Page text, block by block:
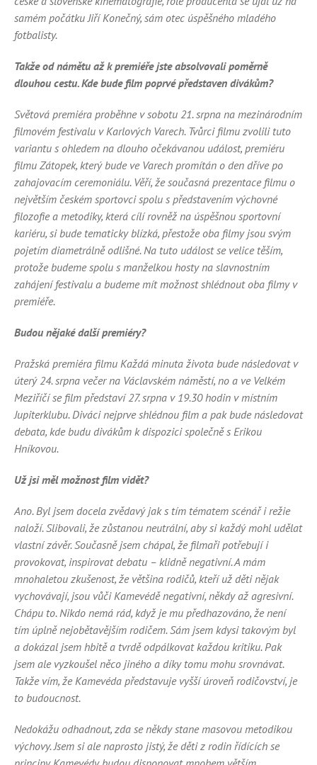
samém počátku Jiří Konečný, sám otec úspěšného mladého
fotbalisty.
Takže od námětu až k premiéře jste absolvovali poměrně
dlouhou cestu. Kde bude film poprvé představen divákům?
Světová premiéra proběhne v sobotu 21. srpna na mezinárodním
filmovém festivalu v Karlových Varech. Tvůrci filmu zvolili tuto
variantu s ohledem na dlouho očekávanou událost, premiéru
filmu Zátopek, který bude ve Varech promítán o den dříve po
zahajovacím ceremoniálu. Věří, že současná prezentace filmu o
největším českém sportovci spolu s představením výchovné
filozofie a metodiky, která cílí rovněž na úspěšnou sportovní
kariéru, si bude tematicky blízká, přestože oba filmy jsou svým
pojetím diametrálně odlišné. Na tuto událost se velice těším,
protože budeme spolu s manželkou hosty na slavnostním
zahájení festivalu a budeme mít možnost shlédnout oba filmy v
premiéře.
Budou nějaké další premiéry?
Pražská premiéra filmu Každá minuta života bude následovat v
úterý 24. srpna večer na Václavském náměstí, no a ve Velkém
Meziříčí se film představí 27. srpna v 19.30 hodin v místním
Jupiterklubu. Diváci nejprve shlédnou film a pak bude následovat
debata, kde budu divákům k dispozici společně s Erikou
Hníkovou.
Už jsi měl možnost film vidět?
Ano. Byl jsem docela zvědavý jak s tím tématem scénář i režie
naloží. Slibovali, že zůstanou neutrální, aby si každý mohl udělat
vlastní závěr. Současně jsem chápal, že filmaři potřebují i
provokovat, inspirovat debatu – klidně negativní. A mám
mnohaletou zkušenost, že většina rodičů, kteří už děti nějak
vychovávají, jsou vůči Kamevédě negativní, někdy až agresivní.
Chápu to. Nikdo nemá rád, když je mu předhazováno, že není
tím úplně nejobětavějším rodičem. Sám jsem kdysi takovým byl
a dokázal jsem hbitě a tvrdě odpálkovat každou kritiku. Pak
jsem ale vyzkoušel něco jiného a díky tomu mohu srovnávat.
Takže vím, že Kamevéda představuje vyšší úroveň rodičovství, je
to budoucnost.
Nedokážu odhadnout, zda se někdy stane masovou metodikou
výchovy. Jsem si ale naprosto jistý, že děti z rodin řídících se